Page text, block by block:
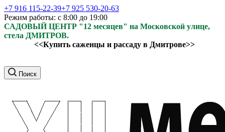
+7 916 115-22-39+7 925 530-20-63
Режим работы: с 8:00 до 19:00
САДОВЫЙ ЦЕНТР "12 месяцев" на Московской улице,
стела ДМИТРОВ.
<<Купить саженцы и рассаду в Дмитрове>>
Поиск